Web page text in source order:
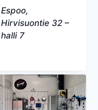
Espoo,
Hirvisuontie 32 –
halli 7